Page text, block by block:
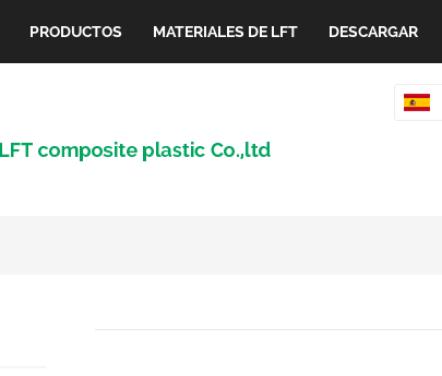
PRODUCTOS MATERIALES DE LFT DESCARGAR